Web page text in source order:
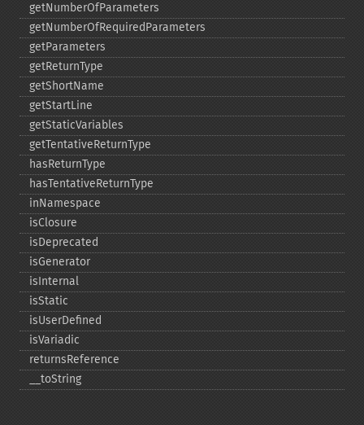
getNumberOfParameters
getNumberOfRequiredParameters
getParameters
getReturnType
getShortName
getStartLine
getStaticVariables
getTentativeReturnType
hasReturnType
hasTentativeReturnType
inNamespace
isClosure
isDeprecated
isGenerator
isInternal
isStatic
isUserDefined
isVariadic
returnsReference
_​_​toString